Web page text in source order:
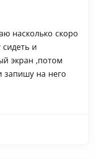
насколько скоро
и
экран ,потом
запишу на него